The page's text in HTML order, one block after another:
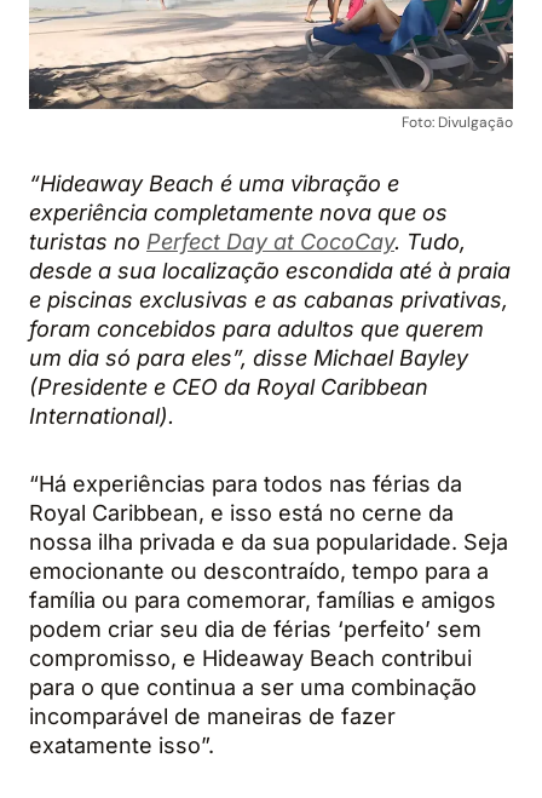
Foto: Divulgação
“Hideaway Beach é uma vibração e
experiência completamente nova que os
turistas no Perfect Day at CocoCay. Tudo,
desde a sua localização escondida até à praia
e piscinas exclusivas e as cabanas privativas,
foram concebidos para adultos que querem
um dia só para eles”, disse Michael Bayley
(Presidente e CEO da Royal Caribbean
International).
“Há experiências para todos nas férias da
Royal Caribbean, e isso está no cerne da
nossa ilha privada e da sua popularidade. Seja
emocionante ou descontraído, tempo para a
família ou para comemorar, famílias e amigos
podem criar seu dia de férias ‘perfeito’ sem
compromisso, e Hideaway Beach contribui
para o que continua a ser uma combinação
incomparável de maneiras de fazer
exatamente isso”.